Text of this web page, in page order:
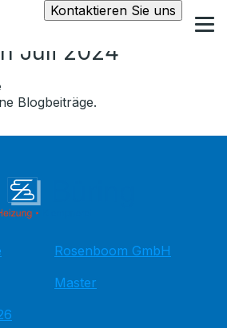
Kontaktieren Sie uns
Juli 2024
Blogbeiträge.
Rosenboom GmbH
Master